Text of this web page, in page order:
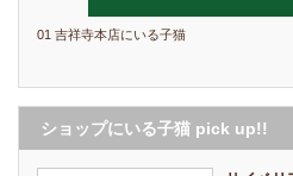
01 吉祥寺本店にいる子猫
ショップにいる子猫 pick up!!